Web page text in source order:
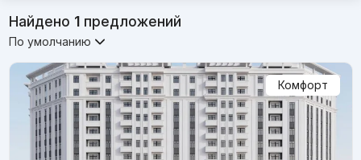
Найдено 1предложений
По умолчанию
Комфорт